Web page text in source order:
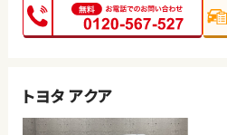
トヨタ アクア